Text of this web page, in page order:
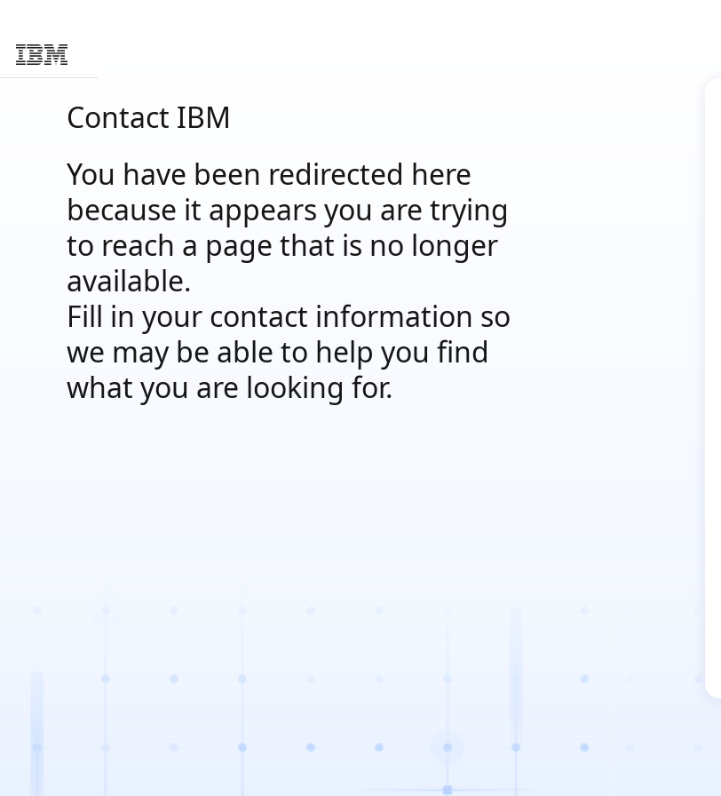
Skip to main content
Contact IBM
You have been redirected here
because it appears you are trying
to reach a page that is no longer
available.
Fill in your contact information so
we may be able to help you find
what you are looking for.